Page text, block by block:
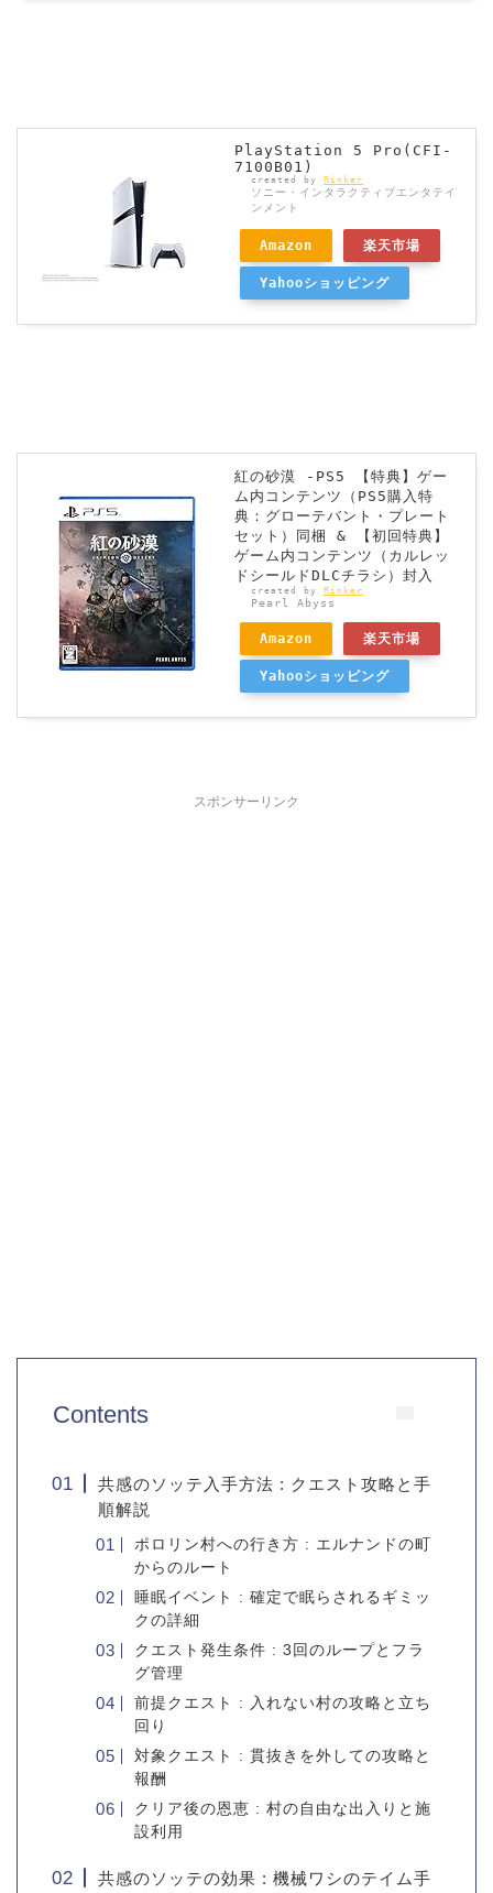
PlayStation 5 Pro(CFI-
7100B01)
created by Rinker
ソニー・インタラクティブエンタテイ
ンメント
Amazon 楽天市場
Yahooショッピング
紅の砂漠 -PS5 【特典】ゲー
ム内コンテンツ（PS5購入特
典：グローテバント・プレート
セット）同梱 & 【初回特典】
ゲーム内コンテンツ（カルレッ
ドシールドDLCチラシ）封入
created by Rinker
Pearl Abyss
Amazon 楽天市場
Yahooショッピング
スポンサーリンク
Contents
共感のソッテ入手方法 : クエスト攻略と手
順解説
ポロリン村への行き方 : エルナンドの町
からのルート
睡眠イベント : 確定で眠らされるギミッ
クの詳細
クエスト発生条件 : 3回のループとフラ
グ管理
前提クエスト : 入れない村の攻略と立ち
回り
対象クエスト : 貫抜きを外しての攻略と
報酬
クリア後の恩恵 : 村の自由な出入りと施
設利用
共感のソッテの効果 : 機械ワシのテイム手